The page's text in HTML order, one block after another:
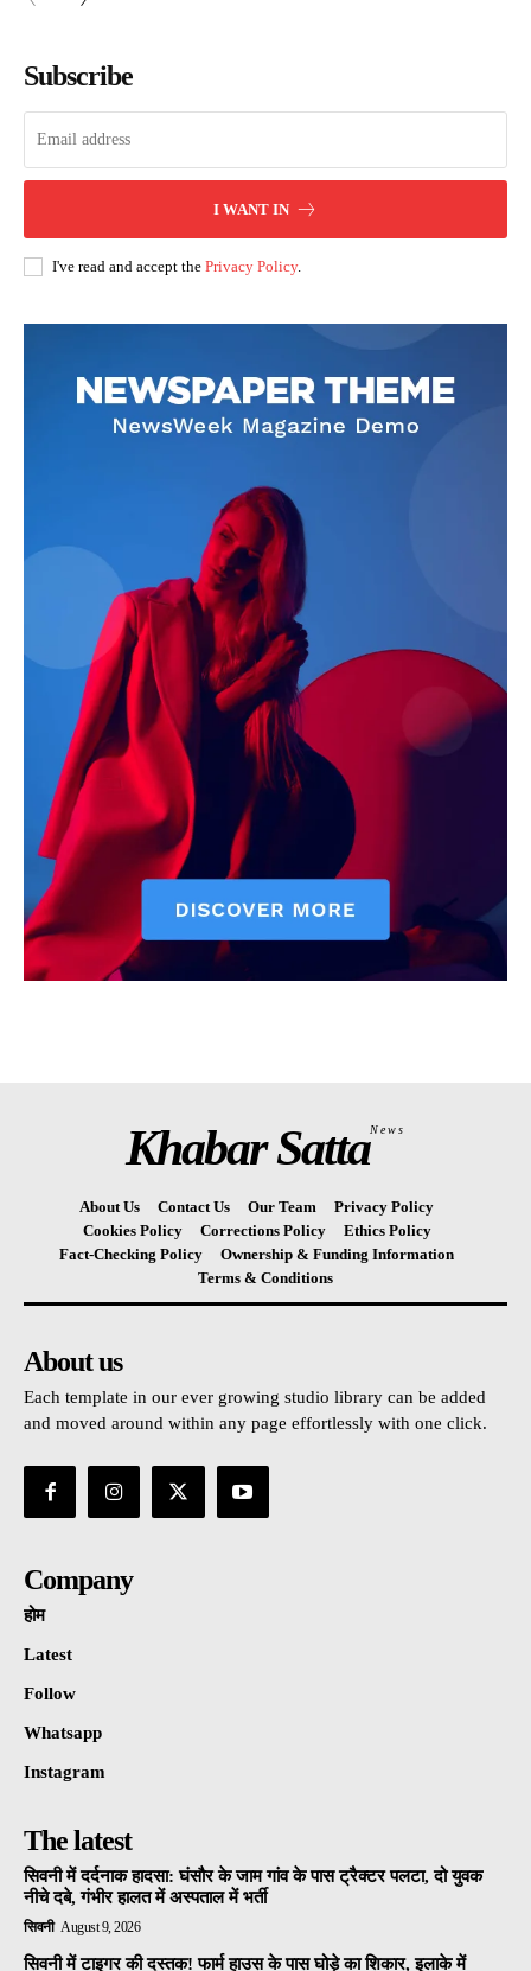
Subscribe
I WANT IN
I've read and accept the Privacy Policy.
Khabar SattaNews
About Us Contact Us Our Team
Privacy Policy
Cookies Policy
Corrections Policy
Ethics Policy
Fact-Checking Policy
Ownership & Funding Information
Terms & Conditions
About us
Each template in our ever growing studio library can be added
and moved around within any page effortlessly with one click.
Company
होम
Latest
Follow
Whatsapp
Instagram
The latest
सिवनी में दर्दनाक हादसा: घंसौर के जाम गांव के पास ट्रैक्टर पलटा, दो युवक
नीचे दबे, गंभीर हालत में अस्पताल में भर्ती
सिवनी August 9, 2026
सिवनी में टाइगर की दस्तक! फार्म हाउस के पास घोड़े का शिकार, इलाके में